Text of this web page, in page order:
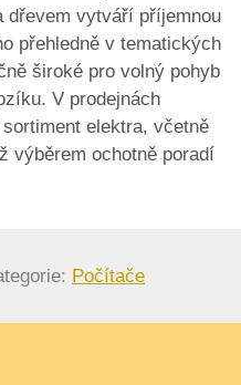
dřevem vytváří příjemnou
přehledně v tematických
široké pro volný pohyb
V prodejnách
elektra, včetně
výběrem ochotně poradí
Počítače